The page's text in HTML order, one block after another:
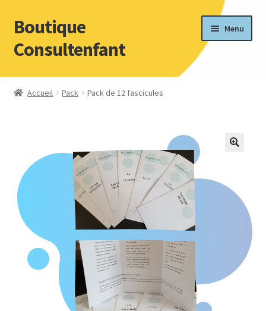
Aller
à
la
Aller
au
contenu
Boutique
Consultenfant
Menu
Accueil Pack Pack de 12 fascicules